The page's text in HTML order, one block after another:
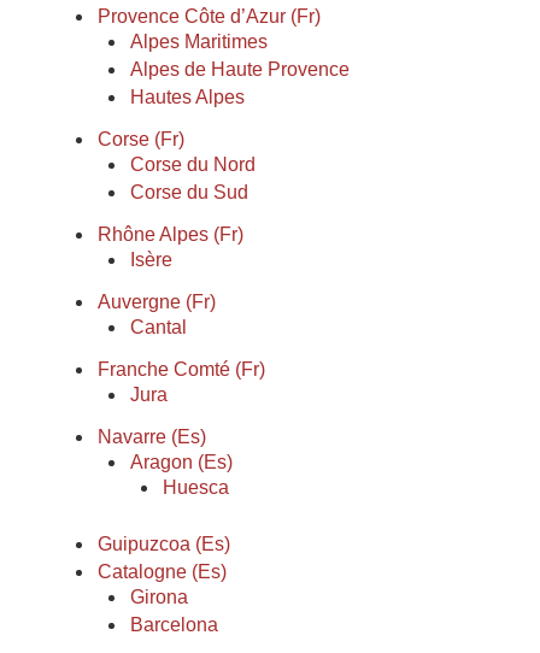
Provence Côte d’Azur (Fr)
Alpes Maritimes
Alpes de Haute Provence
Hautes Alpes
Corse (Fr)
Corse du Nord
Corse du Sud
Rhône Alpes (Fr)
Isère
Auvergne (Fr)
Cantal
Franche Comté (Fr)
Jura
Navarre (Es)
Aragon (Es)
Huesca
Guipuzcoa (Es)
Catalogne (Es)
Girona
Barcelona